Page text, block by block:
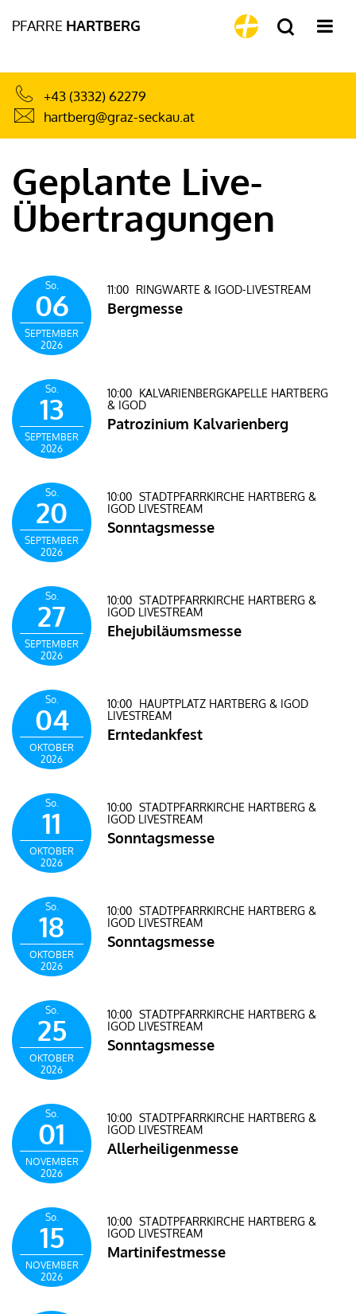
PFARRE HARTBERG
+43 (3332) 62279
hartberg@graz-seckau.at
Geplante Live-
Übertragungen
So.
06
SEPTEMBER
2026
11:00 RINGWARTE & IGOD-LIVESTREAM
Bergmesse
So.
13
SEPTEMBER
2026
10:00 KALVARIENBERGKAPELLE HARTBERG
& IGOD
Patrozinium Kalvarienberg
So.
20
SEPTEMBER
2026
10:00 STADTPFARRKIRCHE HARTBERG &
IGOD LIVESTREAM
Sonntagsmesse
So.
27
SEPTEMBER
2026
10:00 STADTPFARRKIRCHE HARTBERG &
IGOD LIVESTREAM
Ehejubiläumsmesse
So.
04
OKTOBER
2026
10:00 HAUPTPLATZ HARTBERG & IGOD
LIVESTREAM
Erntedankfest
So.
11
OKTOBER
2026
10:00 STADTPFARRKIRCHE HARTBERG &
IGOD LIVESTREAM
Sonntagsmesse
So.
18
OKTOBER
2026
10:00 STADTPFARRKIRCHE HARTBERG &
IGOD LIVESTREAM
Sonntagsmesse
So.
25
OKTOBER
2026
10:00 STADTPFARRKIRCHE HARTBERG &
IGOD LIVESTREAM
Sonntagsmesse
So.
01
NOVEMBER
2026
10:00 STADTPFARRKIRCHE HARTBERG &
IGOD LIVESTREAM
Allerheiligenmesse
So.
15
NOVEMBER
2026
10:00 STADTPFARRKIRCHE HARTBERG &
IGOD LIVESTREAM
Martinifestmesse